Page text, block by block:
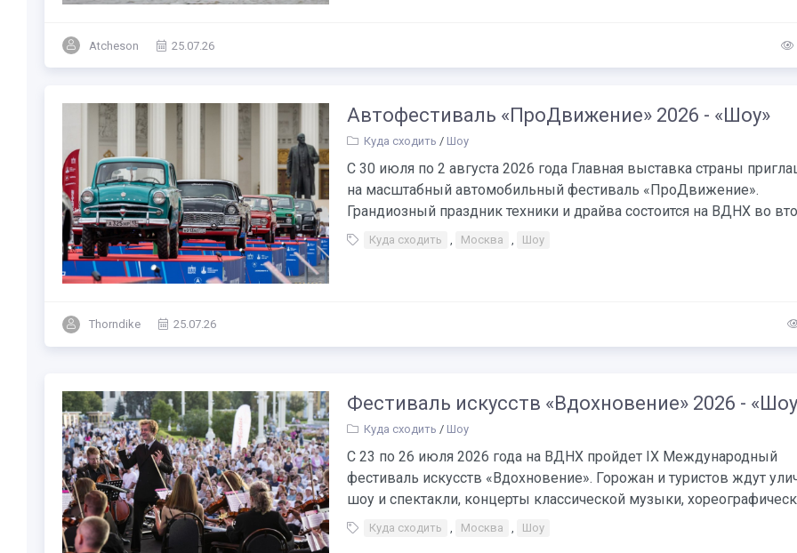
Atcheson 25.07.26
Автофестиваль «ПроДвижение» 2026 - «Шоу»
Куда сходить / Шоу
С 30 июля по 2 августа 2026 года Главная выставка страны
на масштабный автомобильный фестиваль «ПроДвижение».
Грандиозный праздник техники и драйва состоится на ВДНХ во
Куда сходить , Москва , Шоу
Thorndike 25.07.26
Фестиваль искусств «Вдохновение» 2026 -
Куда сходить / Шоу
С 23 по 26 июля 2026 года на ВДНХ пройдет IX Международный
фестиваль искусств «Вдохновение». Горожан и туристов ждут
шоу и спектакли, концерты классической музыки,
Куда сходить Москва Шоу